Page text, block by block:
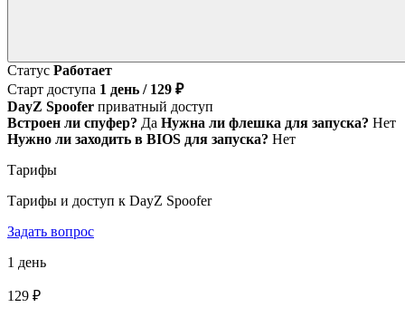
Статус Работает
Старт доступа 1 день / 129 ₽
DayZ Spoofer приватный доступ
Встроен ли спуфер? Да Нужна ли флешка для запуска? Нет
Нужно ли заходить в BIOS для запуска? Нет
Тарифы
Тарифы и доступ к DayZ Spoofer
Задать вопрос
1 день
129 ₽